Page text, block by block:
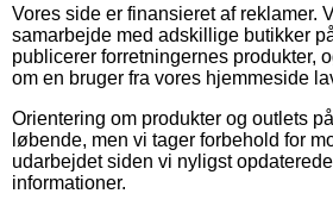
Vores side er finansieret af reklamer.
samarbejde med adskillige butikker
publicerer forretningernes produkter,
om en bruger fra vores hjemmeside
Orientering om produkter og outlets
løbende, men vi tager forbehold for
udarbejdet siden vi nyligst
informationer.